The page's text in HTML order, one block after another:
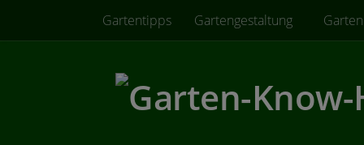
Zum Inhalt springen
Gartentipps Gartengestaltung